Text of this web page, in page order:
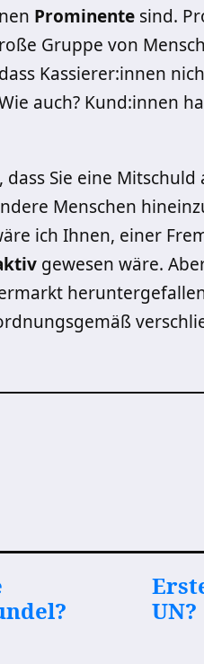
Prominente sind.
Gruppe von
Kassierer:innen
auch? Kund:innen
dass Sie eine
Menschen
ich Ihnen, einer
gewesen wäre.
UN?